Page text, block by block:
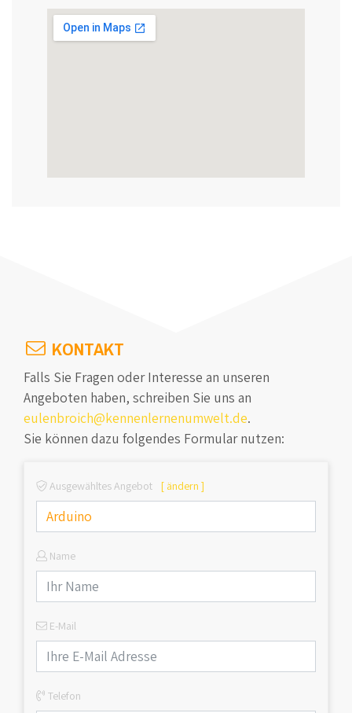
KONTAKT
Falls Sie Fragen oder Interesse an unseren
Angeboten haben, schreiben Sie uns an
eulenbroich@kennenlernenumwelt.de.
Sie können dazu folgendes Formular nutzen:
Ausgewähltes Angebot [ ändern ]
Name
E-Mail
Telefon